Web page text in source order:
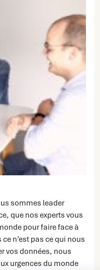
sommes leader
que nos experts vous
pour faire face à
n’est pas ce qui nous
vos données, nous
urgences du monde